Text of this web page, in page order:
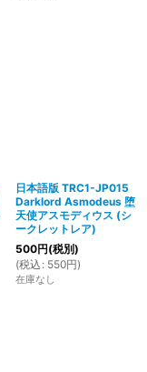
日本語版 TRC1-JP015
Darklord Asmodeus 堕
天使アスモディウス (シ
ークレットレア)
500円(税別)
(税込 : 550円)
在庫なし